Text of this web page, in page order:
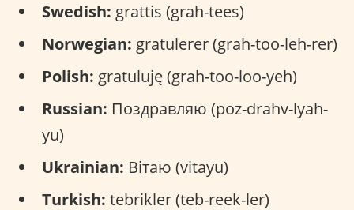
Swedish: grattis (grah-tees)
Norwegian: gratulerer (grah-too-leh-rer)
Polish: gratuluję (grah-too-loo-yeh)
Russian: Поздравляю (poz-drahv-lyah-
yu)
Ukrainian: Вітаю (vitayu)
Turkish: tebrikler (teb-reek-ler)